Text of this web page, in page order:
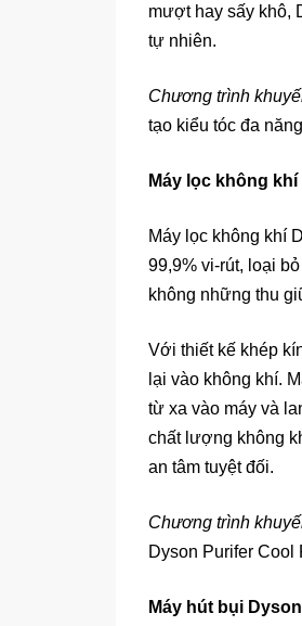
mượt hay sấy khô,
tự nhiên.
Chương trình
tạo kiểu tóc đa
Máy lọc không
Máy lọc không khí
99,9% vi-rút, loại
không những thu
Với thiết kế khép
lại vào không khí.
từ xa vào máy và
chất lượng không
an tâm tuyệt đối.
Chương trình
Dyson Purifer Cool
Máy hút bụi